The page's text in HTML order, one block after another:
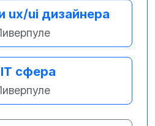
ux/ui дизайнера
IT сфера